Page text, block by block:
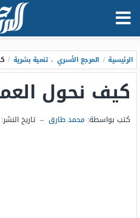
الرئيسية / المرجع الأسري ، تنمية بشرية /
كيف نحول
كتب بواسطة: محمد طارق – تاريخ النشر: